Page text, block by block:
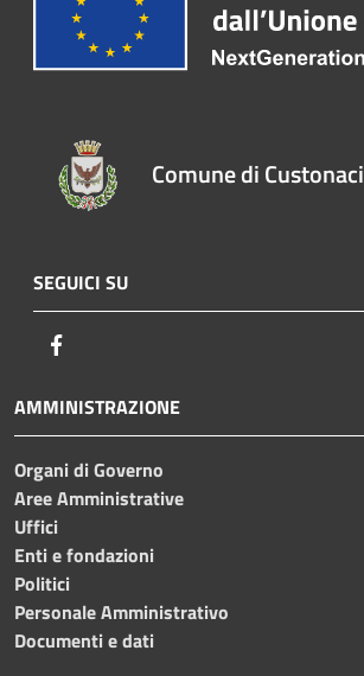
Comune di Custonaci
SEGUICI SU
AMMINISTRAZIONE
Organi di Governo
Aree Amministrative
Uffici
Enti e fondazioni
Politici
Personale Amministrativo
Documenti e dati